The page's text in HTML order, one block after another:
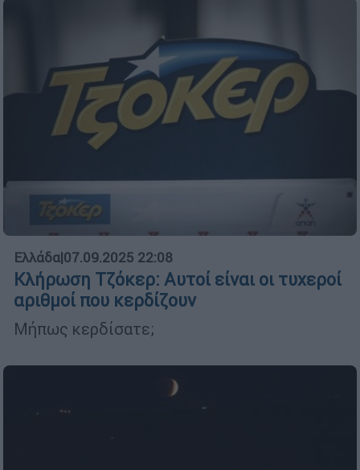
Ελλάδα|07.09.2025 22:08
Κλήρωση Τζόκερ: Αυτοί είναι οι τυχεροί
αριθμοί που κερδίζουν
Μήπως κερδίσατε;